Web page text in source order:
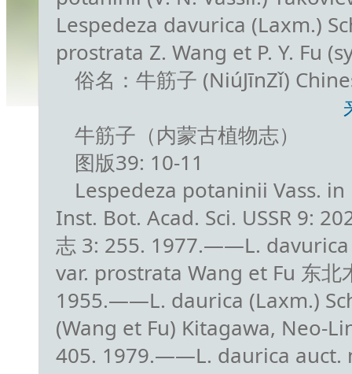
Lespedeza davurica (Laxm.)
prostrata Z. Wang et P. Y. Fu
俗名：牛筋子 (NiúJīnZǐ)
牛筋子（内蒙古植物志）
图版39: 10-11
Lespedeza potaninii Vass.
Inst. Bot. Acad. Sci. USSR 9:
志 3: 255. 1977.——L. davurica
var. prostrata Wang et Fu 东北
1955.——L. daurica (Laxm.)
(Wang et Fu) Kitagawa, Neo-
405. 1979.——L. daurica auct.